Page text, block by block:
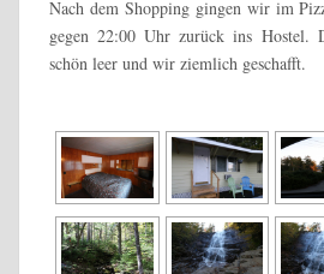
Nach dem Shopping gingen wir im
gegen 22:00 Uhr zurück ins Hostel.
schön leer und wir ziemlich geschafft.